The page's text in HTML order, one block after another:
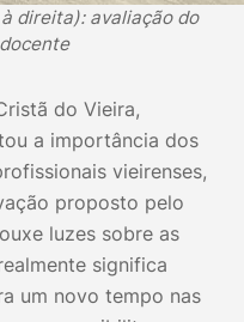
direita): avaliação do
do Vieira,
a importância dos
vieirenses,
proposto pelo
luzes sobre as
significa
um novo tempo nas